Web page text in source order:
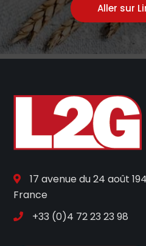
Aller sur
17 avenue du 24 août
France
+33 (0)4 72 23 23 98